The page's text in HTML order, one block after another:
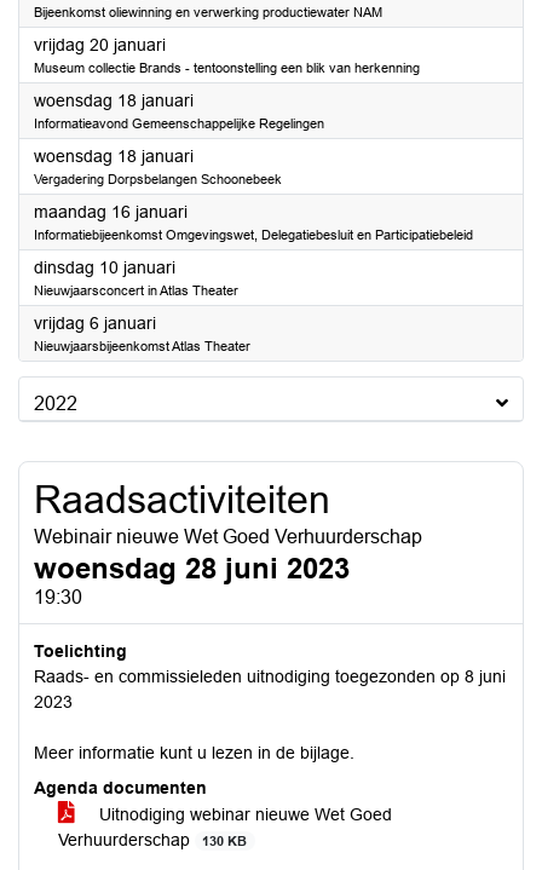
Bijeenkomst oliewinning en verwerking productiewater NAM
vrijdag 20 januari2023
Museum collectie Brands - tentoonstelling een blik van herkenning
woensdag 18 januari2023
Informatieavond Gemeenschappelijke Regelingen
woensdag 18 januari2023
Vergadering Dorpsbelangen Schoonebeek
maandag 16 januari2023
Informatiebijeenkomst Omgevingswet, Delegatiebesluit en Participatiebeleid
dinsdag 10 januari2023
Nieuwjaarsconcert in Atlas Theater
vrijdag 6 januari2023
Nieuwjaarsbijeenkomst Atlas Theater
2022
Raadsactiviteiten
Webinair nieuwe Wet Goed Verhuurderschap
woensdag 28 juni 2023
19:30
Toelichting
Raads- en commissieleden uitnodiging toegezonden op 8 juni
2023
Meer informatie kunt u lezen in de bijlage.
Agenda documenten
Uitnodiging webinar nieuwe Wet Goed
Verhuurderschap
130 KB